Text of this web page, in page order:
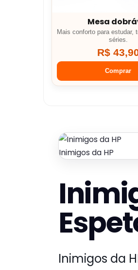
Mesa
Mais conforto para estudar,
séries.
R$
Comprar
Inimigos da HP
Inimigos da